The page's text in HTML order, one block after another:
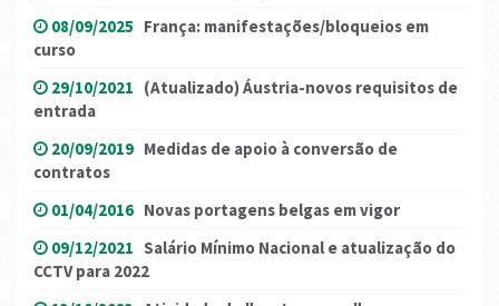
08/09/2025 França: manifestações/bloqueios em
curso
29/10/2021 (Atualizado) Áustria-novos requisitos de
entrada
20/09/2019 Medidas de apoio à conversão de
contratos
01/04/2016 Novas portagens belgas em vigor
09/12/2021 Salário Mínimo Nacional e atualização do
CCTV para 2022